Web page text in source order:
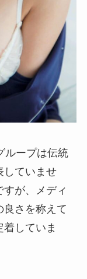
ループは伝統
していませ
が、メディ
良さを称えて
着していま